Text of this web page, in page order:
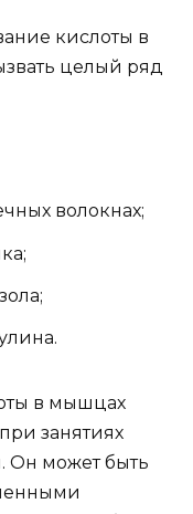
кислоты в
целый ряд
волокнах;
в мышцах
занятиях
Он может быть